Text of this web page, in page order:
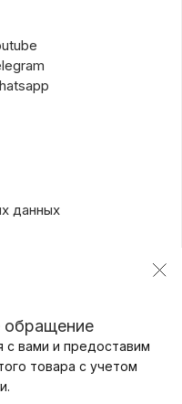
данных
обращение
вами и предоставим
товара с учетом